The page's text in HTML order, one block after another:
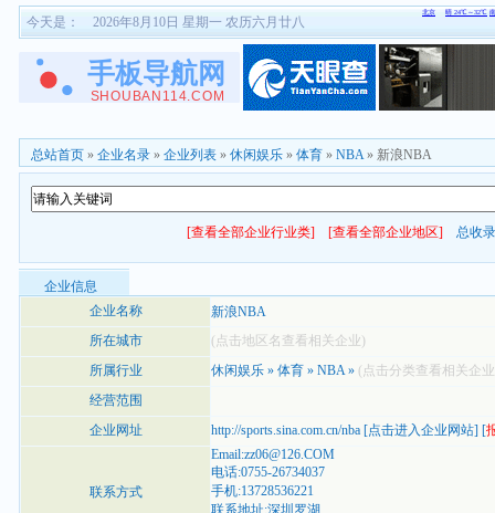
今天是： 2026年8月10日 星期一 农历六月廿八
总站首页 » 企业名录 » 企业列表 » 休闲娱乐 » 体育 » NBA» 新浪NBA
[查看全部企业行业类] [查看全部企业地区] 总收
企业信息
企业名称
新浪NBA
所在城市
(点击地区名查看相关企业)
所属行业
休闲娱乐 » 体育 » NBA» (点击分类查看相关企
经营范围
企业网址
http://sports.sina.com.cn/nba [点击进入企业网站] [
联系方式
Email:zz06@126.COM
电话:0755-26734037
手机:13728536221
联系地址:深圳罗湖